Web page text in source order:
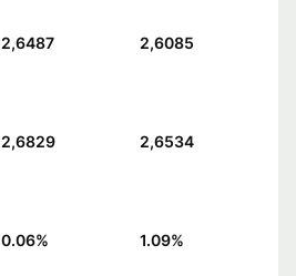
2,6487 2,6085
2,6829 2,6534
0.06% 1.09%